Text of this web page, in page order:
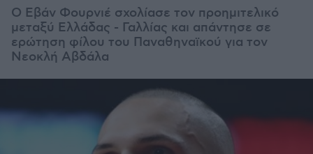
Ο Εβάν Φουρνιέ σχολίασε τον προημιτελικό
μεταξύ Ελλάδας - Γαλλίας και απάντησε σε
ερώτηση φίλου του Παναθηναϊκού για τον
Νεοκλή Αβδάλα